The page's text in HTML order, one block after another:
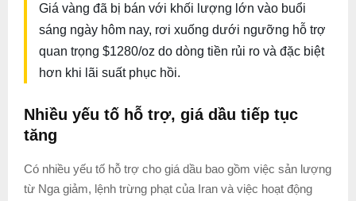
Giá vàng đã bị bán với khối lượng lớn vào buổi
sáng ngày hôm nay, rơi xuống dưới ngưỡng hỗ trợ
quan trọng $1280/oz do dòng tiền rủi ro và đặc biệt
hơn khi lãi suất phục hồi.
Nhiều yếu tố hỗ trợ, giá dầu tiếp tục
tăng
Có nhiều yếu tố hỗ trợ cho giá dầu bao gồm việc sản lượng
từ Nga giảm, lệnh trừng phạt của Iran và việc hoạt động